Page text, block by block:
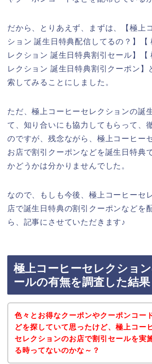
だから、とりあえず、まずは、【極上
ション 誕生日特典配信してるの？】【
レクション 誕生日特典割引セール】【
レクション 誕生日特典割引クーポン】
索してみることにしました。
ただ、極上コーヒーセレクションの誕
て、知り合いにも協力してもらって、
のですが、残念ながら、極上コーヒー
お店で割引クーポンなどを誕生日特典
かどうかは分かりませんでした。
なので、もしも今後、極上コーヒーセ
店で誕生日特典の割引クーポンなどを
ら、記事にさせていただきます♪
極上コーヒーセレクショ
ールの有無を調査した結果
色々とお得なクーポンやクーポンコー
どを探していて思ったけど、極上コー
セレクションのお店で割引セールを実
る時ってないのかな～？